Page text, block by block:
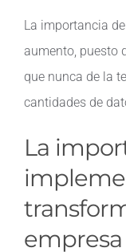
La importancia
aumento, puesto
que nunca de la
cantidades de
La
empresa